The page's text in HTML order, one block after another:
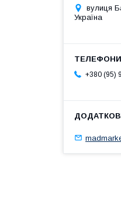
вулиця
Україна
+380 (95)